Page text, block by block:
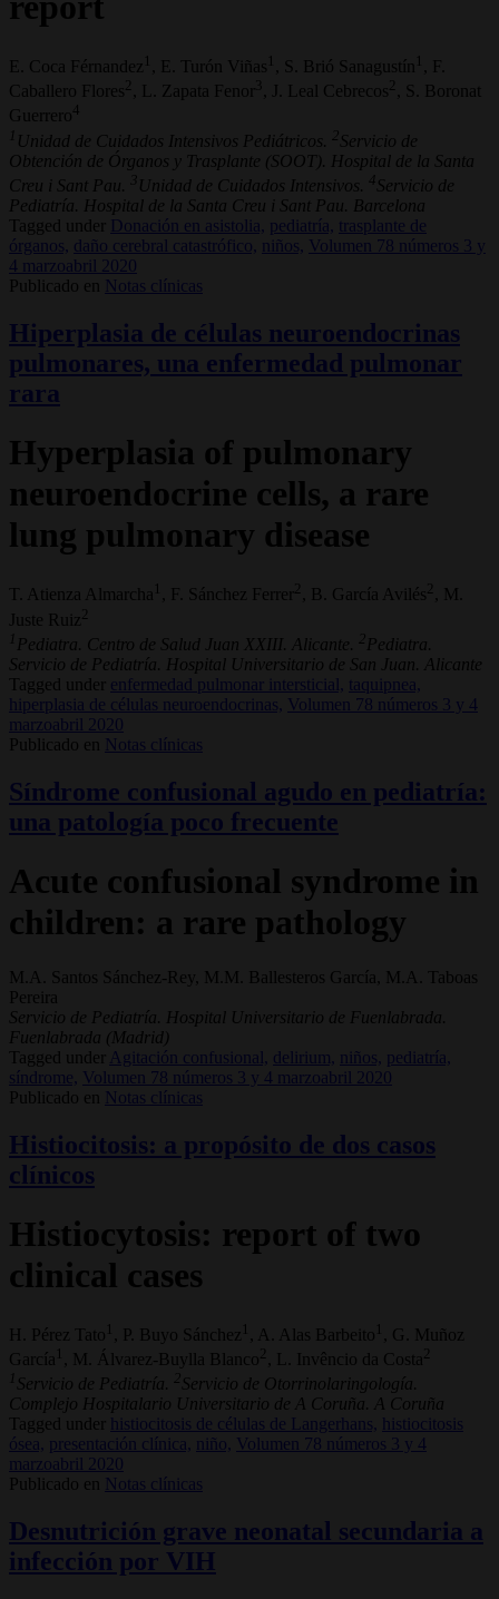
E. Coca Férnandez 1 , E. Turón Viñas 1 , S. Brió Sanagustín 1
, F.
Caballero Flores
, L. Zapata Fenor 3 , J. Leal Cebrecos
, S. Boronat
Guerrero4
1 Unidad de Cuidados Intensivos Pediátricos. 2 Servicio de
Obtención de Órganos y Trasplante (SOOT). Hospital de la Santa
Creu i Sant Pau.
3 Unidad de Cuidados Intensivos. 4 Servicio de
Pediatría. Hospital de la Santa Creu i Sant Pau. Barcelona
Tagged under
Donación en asistolia, pediatría, trasplante de
órganos, daño cerebral catastrófico, niños,
Volumen 78 números 3 y
4 marzoabril 2020
Publicado en
Notas clínicas
Hiperplasia de células neuroendocrinas
pulmonares, una enfermedad pulmonar
rara
Hyperplasia of pulmonary
neuroendocrine cells, a rare
lung pulmonary disease
T. Atienza Almarcha 1 , F. Sánchez Ferrer , B. García Avilés
, M.
Juste Ruiz
1 Pediatra. Centro de Salud Juan XXIII. Alicante. 2 Pediatra.
Servicio de Pediatría. Hospital Universitario de San Juan. Alicante
Tagged under
enfermedad pulmonar intersticial,
taquipnea,
hiperplasia de células neuroendocrinas,
Volumen 78 números 3 y 4
marzoabril 2020
Publicado en
Notas clínicas
Síndrome confusional agudo en pediatría:
una patología poco frecuente
Acute confusional syndrome in
children: a rare pathology
M.A. Santos Sánchez-Rey, M.M. Ballesteros García, M.A. Taboas
Pereira
Servicio de Pediatría. Hospital Universitario de Fuenlabrada.
Fuenlabrada (Madrid)
Tagged under
Agitación confusional, delirium, niños, pediatría,
síndrome,
Volumen 78 números 3 y 4 marzoabril 2020
Publicado en
Notas clínicas
Histiocitosis: a propósito de dos casos
clínicos
Histiocytosis: report of two
clinical cases
H. Pérez Tato 1 , P. Buyo Sánchez 1 , A. Alas Barbeito 1
, G. Muñoz
García 1 , M. Álvarez-Buylla Blanco , L. Invêncio da Costa
1 Servicio de Pediatría. 2 Servicio de Otorrinolaringología.
Complejo Hospitalario Universitario de A Coruña. A Coruña
Tagged under
histiocitosis de células de Langerhans,
histiocitosis
ósea, presentación clínica, niño, Volumen 78 números 3 y 4
marzoabril 2020
Publicado en Notas clínicas
Desnutrición grave neonatal secundaria a
infección por VIH